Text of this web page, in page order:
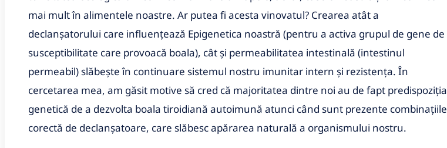
mai mult în alimentele noastre. Ar putea fi acesta vinovatul? Crearea atât a
declanșatorului care influențează Epigenetica noastră (pentru a activa grupul de gene de
susceptibilitate care provoacă boala), cât și permeabilitatea intestinală (intestinul
permeabil) slăbește în continuare sistemul nostru imunitar intern și rezistența. În
cercetarea mea, am găsit motive să cred că majoritatea dintre noi au de fapt predispoziția
genetică de a dezvolta boala tiroidiană autoimună atunci când sunt prezente combinațiile
corectă de declanșatoare, care slăbesc apărarea naturală a organismului nostru.